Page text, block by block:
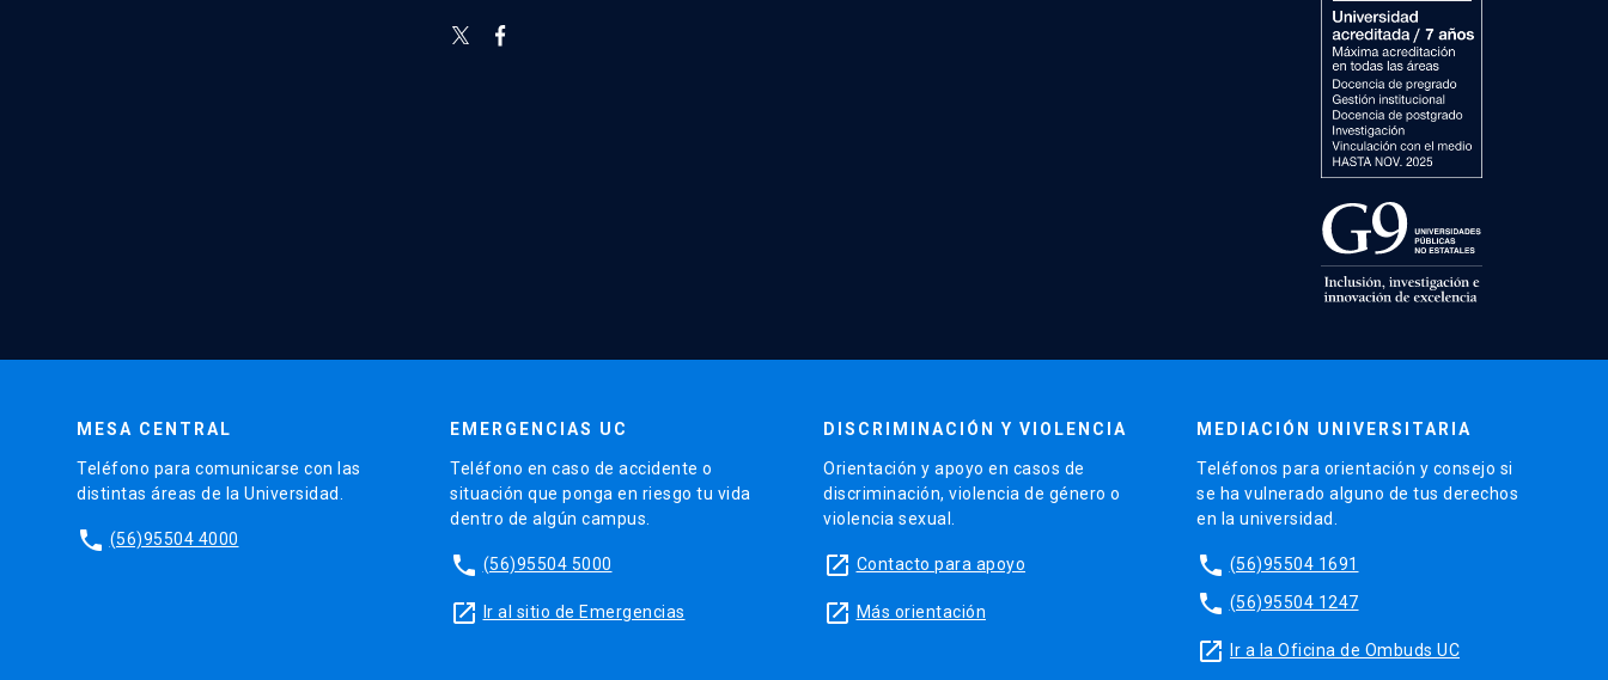
MESA CENTRAL
Teléfono para comunicarse con las
distintas áreas de la Universidad.
phone (56)95504 4000
EMERGENCIAS UC
Teléfono en caso de accidente o
situación que ponga en riesgo tu vida
dentro de algún campus.
phone (56)95504 5000
launch Ir al sitio de Emergencias
DISCRIMINACIÓN Y VIOLENCIA
Orientación y apoyo en casos de
discriminación, violencia de género o
violencia sexual.
launch Contacto para apoyo
launch Más orientación
MEDIACIÓN UNIVERSITARIA
Teléfonos para orientación y consejo si
se ha vulnerado alguno de tus derechos
en la universidad.
phone (56)95504 1691
phone (56)95504 1247
launch Ir a la Oficina de Ombuds UC